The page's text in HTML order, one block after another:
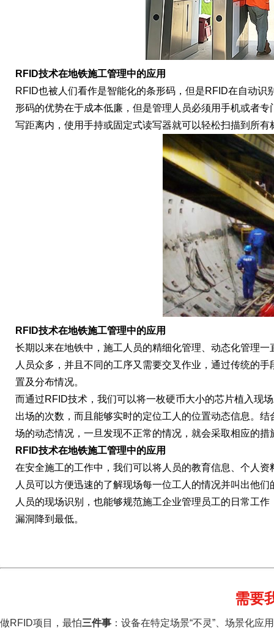
RFID技术在地铁施工管理中的应用
RFID也被人们看作是智能化的条形码，但是RFID在自动
形码的优势在于成本低廉，但是管理人员必须用手机或者
写距离内，使用手持或固定式读写器就可以轻松扫描到所
RFID技术在地铁施工管理中的应用
长期以来在地铁中，施工人员的精细化管理、动态化管理
人员众多，并且不同的工序又需要交叉作业，通过传统的
置及分布情况。
而通过RFID技术，我们可以将一枚硬币大小的芯片植入现
出场的次数，而且能够实时的定位工人的位置动态信息。
场的动态情况，一旦发现不正常的情况，就会采取相应的
RFID技术在地铁施工管理中的应用
在安全施工的工作中，我们可以将人员的教育信息、个人
人员可以方便迅速的了解现场每一位工人的情况并叫出他
人员的现场识别，也能够规范施工企业管理员工的日常工
漏洞降到最低。
需要
做RFID项目，最怕三件事 ：设备在特定场景“不灵”、场景化